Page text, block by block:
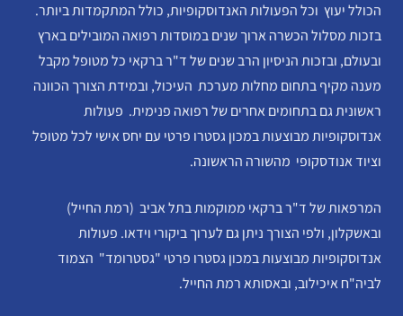
הכולל יעוץ וכל הפעולות האנדוסקופיות, כולל המתקמדות ביותר.
בזכות מסלול הכשרה ארוך שנים במוסדות רפואה המובילים בארץ
ובעולם, ובזכות הניסיון הרב שנים של ד"ר ברקאי כל מטופל מקבל
מענה מקיף בתחום מחלות מערכת העיכול, ובמידת הצורך הכוונה
ראשונית גם בתחומים אחרים של רפואה פנימית. פעולות
אנדוסקופיות מבוצעות במכון גסטרו פרטי עם יחס אישי לכל מטופל
וציוד אנודסקופי מהשורה הראשונה.
המרפאות של ד"ר ברקאי ממוקמות בתל אביב (רמת החייל)
ובאשקלון, ולפי הצורך ניתן גם לערוך ביקורי וידאו. פעולות
אנדוסקופיות מבוצעות במכון גסטרו פרטי "גסטרומד" הצמוד
לביה"ח איכילוב, ובאסותא רמת החייל.